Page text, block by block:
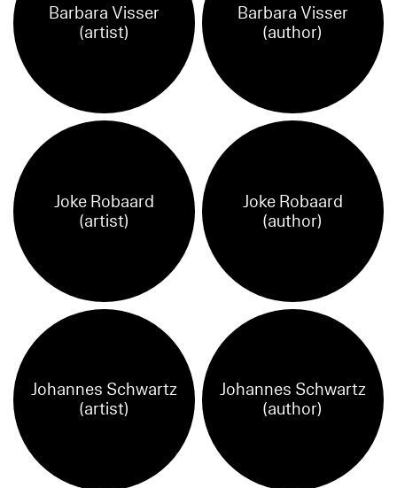
Barbara Visser
(artist)
Barbara Visser
(author)
Joke Robaard
(artist)
Joke Robaard
(author)
Johannes Schwartz
(artist)
Johannes Schwartz
(author)